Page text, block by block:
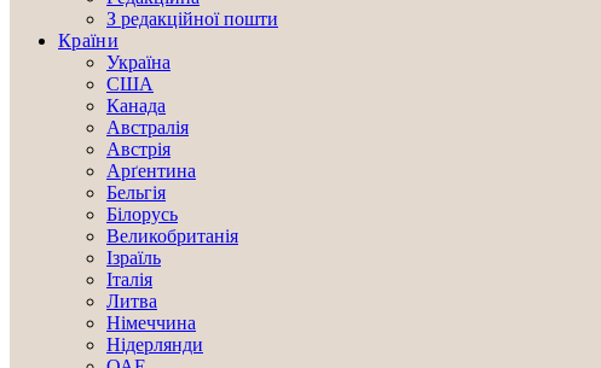
З редакційної пошти
Країни
Україна
США
Канада
Австралія
Австрія
Арґентина
Бельгія
Білорусь
Великобританія
Ізраїль
Італія
Литва
Німеччина
Нідерлянди